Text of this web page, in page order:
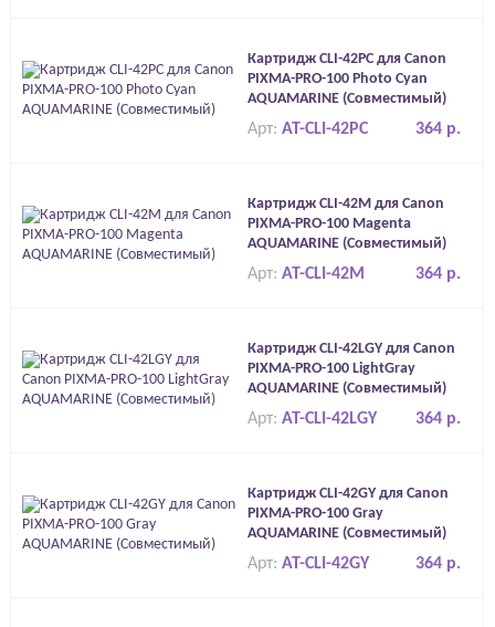
Картридж CLI-42PC для Canon
PIXMA-PRO-100 Photo Cyan
AQUAMARINE (Совместимый)
364 р.
Арт: AT-CLI-42PC
Картридж CLI-42M для Canon
PIXMA-PRO-100 Magenta
AQUAMARINE (Совместимый)
364 р.
Арт:AT-CLI-42M
Картридж CLI-42LGY для Canon
PIXMA-PRO-100 LightGray
AQUAMARINE (Совместимый)
364 р.
Арт:AT-CLI-42LGY
Картридж CLI-42GY для Canon
PIXMA-PRO-100 Gray
AQUAMARINE (Совместимый)
364 р.
Арт:AT-CLI-42GY